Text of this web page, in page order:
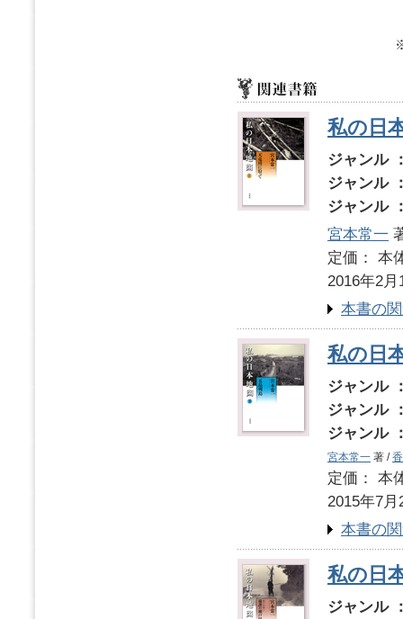
私の日
ジャンル
ジャンル
ジャンル
宮本常一
定価：
2016年2月
本書の
私の日
ジャンル
ジャンル
ジャンル
宮本常一 著 /
定価：
2015年7月
本書の
私の日
ジャンル